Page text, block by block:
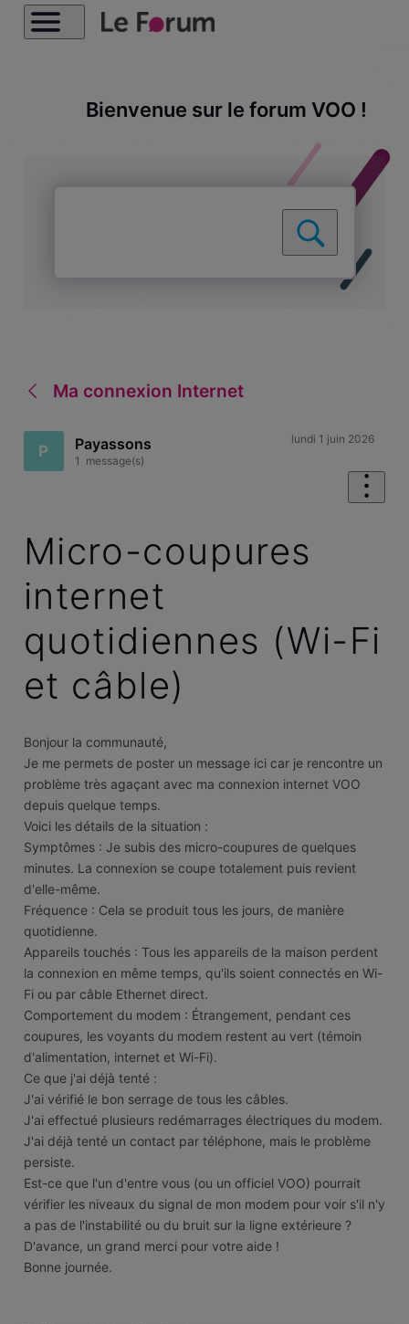
Bienvenue sur le forum VOO !
Ma connexion Internet
P Payassons
1 message(s)
lundi 1 juin 2026
Micro-coupures
internet
quotidiennes (Wi-Fi
et câble)
Bonjour la communauté,
​Je me permets de poster un message ici car je rencontre un
problème très agaçant avec ma connexion internet VOO
depuis quelque temps.
​Voici les détails de la situation :
​Symptômes : Je subis des micro-coupures de quelques
minutes. La connexion se coupe totalement puis revient
d'elle-même.
​Fréquence : Cela se produit tous les jours, de manière
quotidienne.
​Appareils touchés : Tous les appareils de la maison perdent
la connexion en même temps, qu'ils soient connectés en Wi-
Fi ou par câble Ethernet direct.
​Comportement du modem : Étrangement, pendant ces
coupures, les voyants du modem restent au vert (témoin
d'alimentation, internet et Wi-Fi).
​Ce que j'ai déjà tenté :
​J'ai vérifié le bon serrage de tous les câbles.
​J'ai effectué plusieurs redémarrages électriques du modem.
​J'ai déjà tenté un contact par téléphone, mais le problème
persiste.
​Est-ce que l'un d'entre vous (ou un officiel VOO) pourrait
vérifier les niveaux du signal de mon modem pour voir s'il n'y
a pas de l'instabilité ou du bruit sur la ligne extérieure ?
​D'avance, un grand merci pour votre aide !
​Bonne journée.